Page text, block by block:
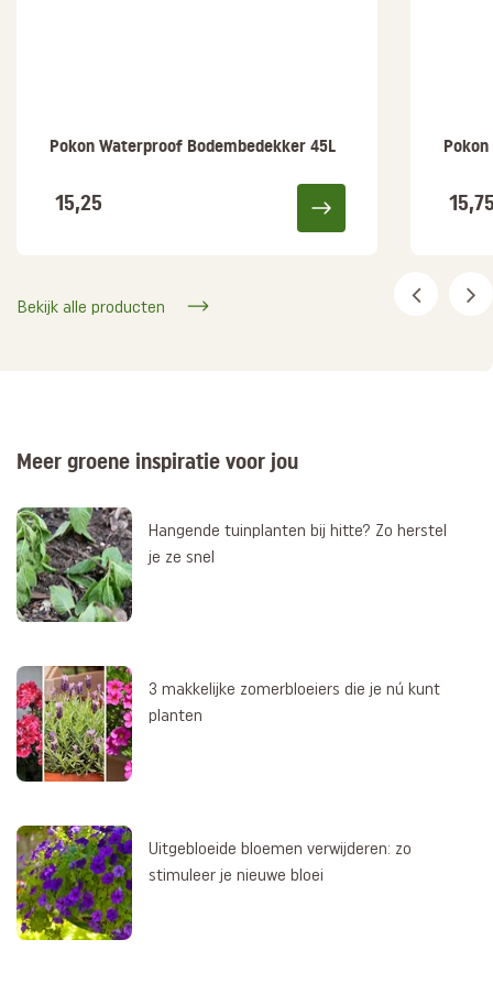
Pokon Waterproof Bodembedekker 45L
15,25
Bekijk alle producten
Meer groene inspiratie voor jou
Hangende tuinplanten bij hitte? Zo herstel
je ze snel
3 makkelijke zomerbloeiers die je nú kunt
planten
Uitgebloeide bloemen verwijderen: zo
stimuleer je nieuwe bloei